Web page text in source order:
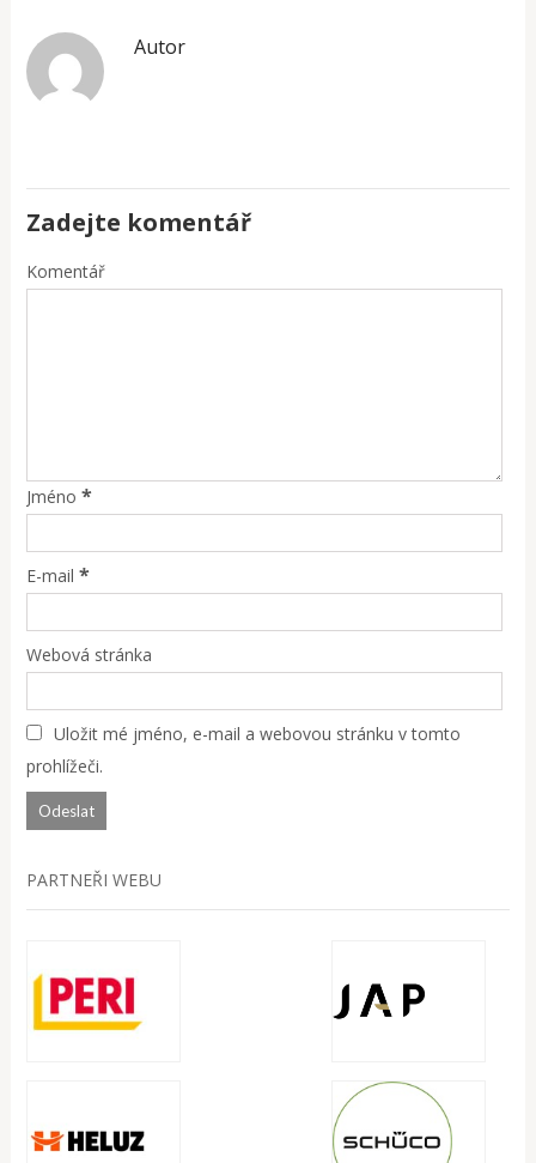
Autor
Zadejte komentář
Komentář
Jméno *
E-mail *
Webová stránka
Uložit mé jméno, e-mail a webovou stránku v tomto
prohlížeči.
PARTNEŘI WEBU